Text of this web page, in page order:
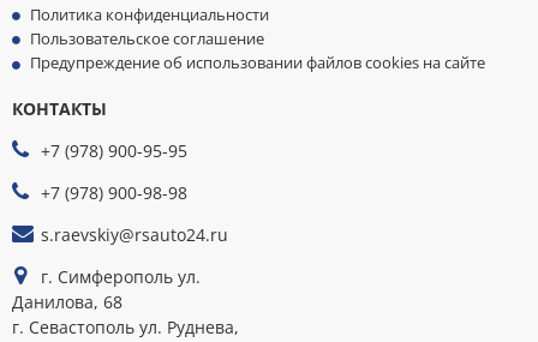
Политика конфиденциальности
Пользовательское соглашение
Предупреждение об использовании файлов cookies на сайте
КОНТАКТЫ
+7 (978) 900-95-95
+7 (978) 900-98-98
s.raevskiy@rsauto24.ru
г. Симферополь ул.
Данилова, 68
г. Севастополь ул. Руднева,